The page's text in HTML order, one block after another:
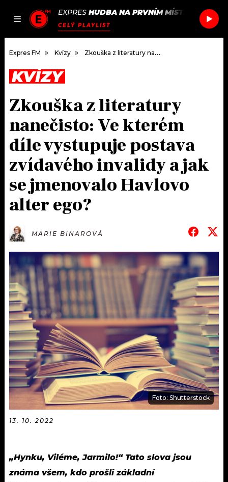
JAK
SEZNAM.CZ
EXPRES HUDBA NA PRVNÍM MÍSTĚ GO!
CELÝ PLAYLIST
DOMŮ
ČLÁNKY
AKTUÁLNĚ
HUDBA
ROZHOVORY
#NEBUDUDOMA
KALENDÁŘ
KVÍZY
VIP
TRENDY
KULTURA
MIX
OSTATNÍ
PODCASTY
JAK NALADIT
RÁDIO
APLIKACE
PROGRAM
PLAYLIST
JAK NALADIT
Expres FM Kvízy Zkouška z literatury nanečisto: Ve kterém díle vystupuje postava zvídavého invalidy a jak se jmenovalo Havlovo alter ego?
KVÍZY
Zkouška z literatury
nanečisto: Ve kterém
díle vystupuje postava
zvídavého invalidy a jak
se jmenovalo Havlovo
alter ego?
MARIE BINAROVÁ
Foto: Shutterstock
13. 10. 2022
„Hynku, Viléme, Jarmilo!“ Tato slova jsou
známa všem, kdo prošli základní